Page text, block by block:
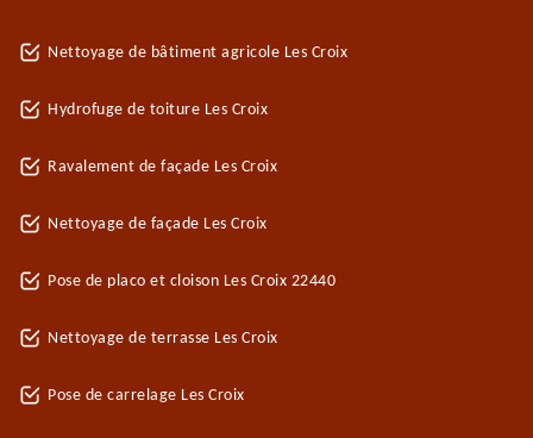
Nettoyage de bâtiment agricole Les Croix
Hydrofuge de toiture Les Croix
Ravalement de façade Les Croix
Nettoyage de façade Les Croix
Pose de placo et cloison Les Croix 22440
Nettoyage de terrasse Les Croix
Pose de carrelage Les Croix